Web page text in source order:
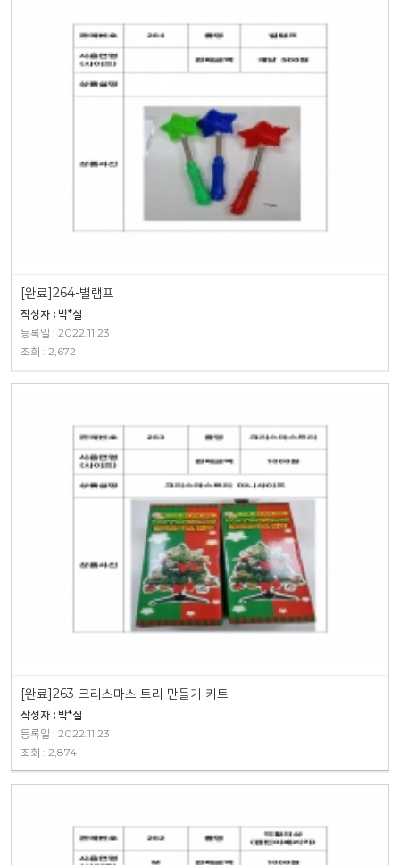
[완료]264-별램프
작성자 : 박*실
등록일 : 2022.11.23
조회 : 2,672
[완료]263-크리스마스 트리 만들기 키트
작성자 : 박*실
등록일 : 2022.11.23
조회 : 2,874